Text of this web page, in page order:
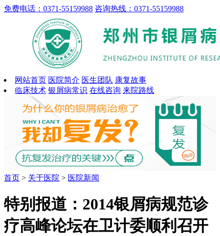
免费电话：0371-55159988 咨询热线：0371-55159988
网站首页 医院简介 医生团队 康复故事
临床技术 银屑病常识 在线咨询 来院路线
首页 > 关于医院 > 医院新闻
特别报道：2014银屑病规范诊
疗高峰论坛在卫计委顺利召开